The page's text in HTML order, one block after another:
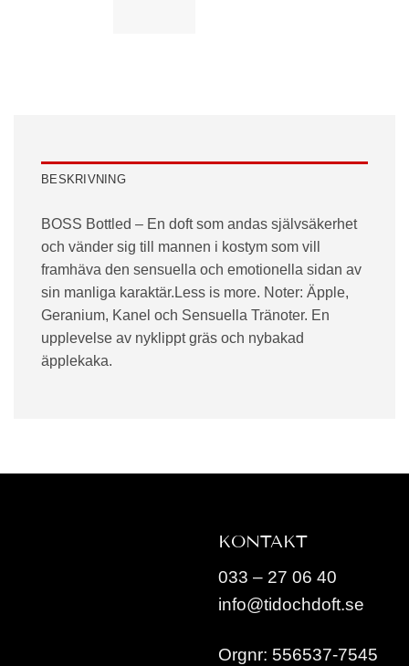
BESKRIVNING
BOSS Bottled – En doft som andas självsäkerhet
och vänder sig till mannen i kostym som vill
framhäva den sensuella och emotionella sidan av
sin manliga karaktär.Less is more. Noter: Äpple,
Geranium, Kanel och Sensuella Tränoter. En
upplevelse av nyklippt gräs och nybakad
äpplekaka.
KONTAKT
033 – 27 06 40
info@tidochdoft.se
Orgnr: 556537-7545